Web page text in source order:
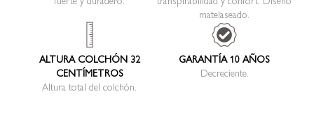
matelaseado.
ALTURA COLCHÓN 32
CENTÍMETROS
Altura total del colchón.
GARANTÍA 10 AÑOS
Decreciente.